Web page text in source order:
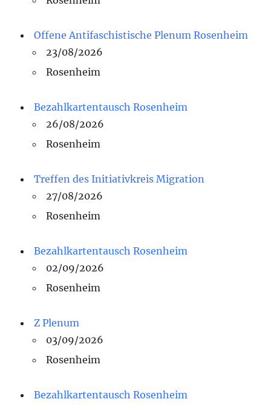
Offene Antifaschistische Plenum Rosenheim
23/08/2026
Rosenheim
Bezahlkartentausch Rosenheim
26/08/2026
Rosenheim
Treffen des Initiativkreis Migration
27/08/2026
Rosenheim
Bezahlkartentausch Rosenheim
02/09/2026
Rosenheim
Z Plenum
03/09/2026
Rosenheim
Bezahlkartentausch Rosenheim